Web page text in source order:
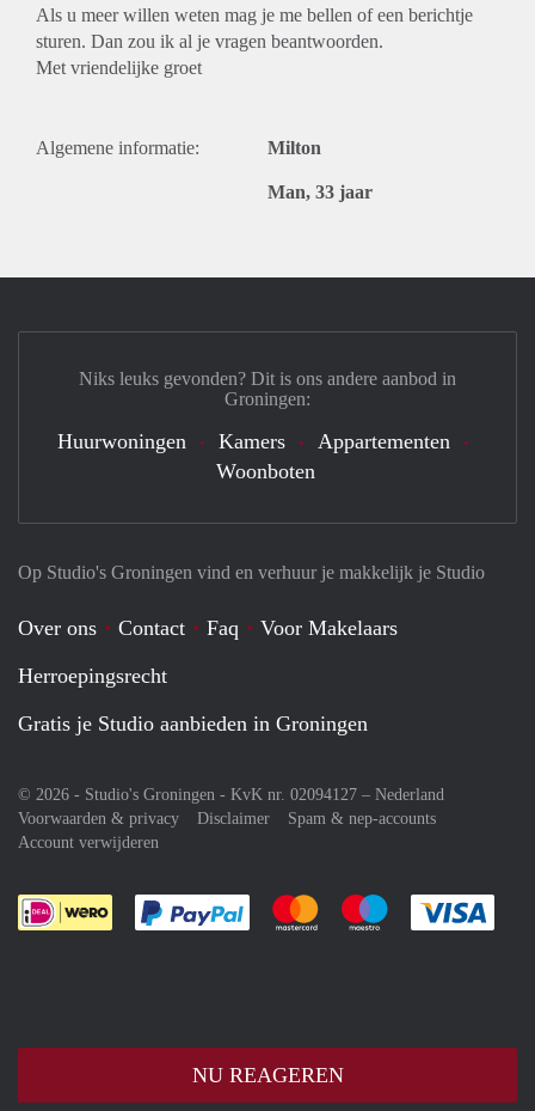
Als u meer willen weten mag je me bellen of een berichtje
sturen. Dan zou ik al je vragen beantwoorden.
Met vriendelijke groet
Algemene informatie: Milton
Man, 33 jaar
NU REAGEREN
Op Studio's Groningen vind en verhuur je makkelijk je Studio
Over ons Contact Faq
Voor Makelaars
Herroepingsrecht
Gratis je Studio aanbieden in Groningen
© 2026 - Studio's Groningen - KvK nr. 02094127 – Nederland
Voorwaarden & privacy
Disclaimer
Spam & nep-accounts
Account verwijderen
Je rekent gemakkelijk af met Paypal
Je rekent gemakkelijk af met
Je rekent
Niks leuks gevonden? Dit is ons andere aanbod in
Groningen:
Huurwoningen Kamers
Appartementen
Woonboten